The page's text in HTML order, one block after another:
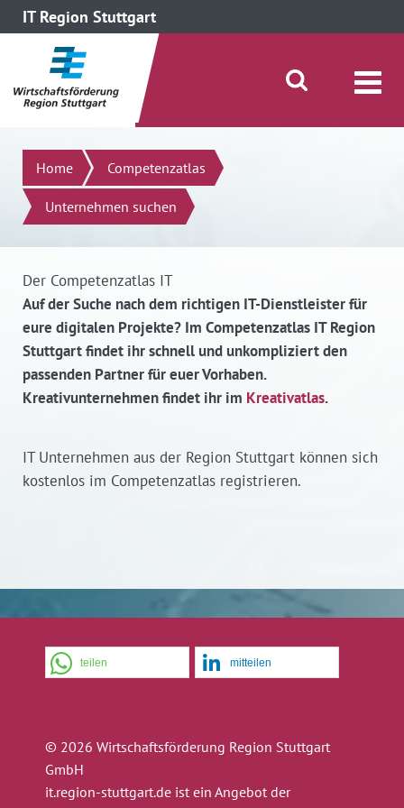
IT Region Stuttgart
direkt zum Inhalt dieser Seite
direkt zum Menü springen
Suche öffnen/schließen
Suchen
Home Competenzatlas
Unternehmen suchen
Der Competenzatlas IT
Auf der Suche nach dem richtigen IT-Dienstleister für
eure digitalen Projekte? Im Competenzatlas IT Region
Stuttgart findet ihr schnell und unkompliziert den
passenden Partner für euer Vorhaben.
Kreativunternehmen findet ihr im Kreativatlas.
IT Unternehmen aus der Region Stuttgart können sich
kostenlos im Competenzatlas registrieren.
teilen mitteilen
© 2026 Wirtschaftsförderung Region Stuttgart
GmbH
it.region-stuttgart.de ist ein Angebot der